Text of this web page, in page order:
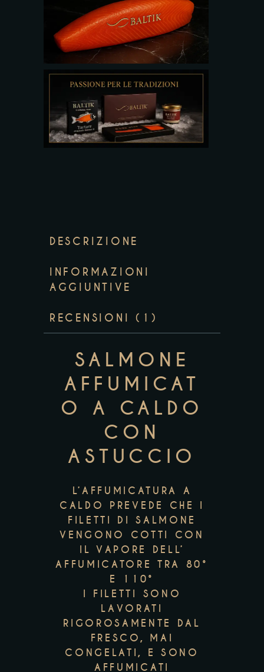
DESCRIZIONE
INFORMAZIONI
AGGIUNTIVE
RECENSIONI (1)
SALMONE
AFFUMICAT
O A CALDO
CON
ASTUCCIO
L’AFFUMICATURA A
CALDO PREVEDE CHE I
FILETTI DI SALMONE
VENGONO COTTI CON
IL VAPORE DELL’
AFFUMICATORE TRA 80°
E 110°
I FILETTI SONO
LAVORATI
RIGOROSAMENTE DAL
FRESCO, MAI
CONGELATI, E SONO
AFFUMICATI